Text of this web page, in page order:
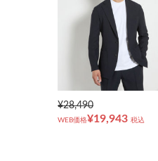
¥28,490
WEB価格¥19,943 税込